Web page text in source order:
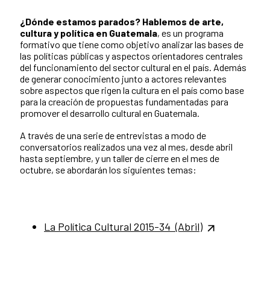
¿Dónde estamos parados? Hablemos de arte,
cultura y política en Guatemala, es un programa
formativo que tiene como objetivo analizar las bases de
las políticas públicas y aspectos orientadores centrales
del funcionamiento del sector cultural en el país. Además
de generar conocimiento junto a actores relevantes
sobre aspectos que rigen la cultura en el país como base
para la creación de propuestas fundamentadas para
promover el desarrollo cultural en Guatemala.
A través de una serie de entrevistas a modo de
conversatorios realizados una vez al mes, desde abril
hasta septiembre, y un taller de cierre en el mes de
octubre, se abordarán los siguientes temas:
La Política Cultural 2015-34 (Abril)